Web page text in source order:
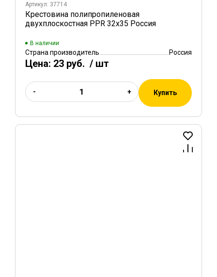
Артикул: 37714
Крестовина полипропиленовая
двухплоскостная PPR 32х35 Россия
В наличии
Страна производитель Россия
Цена: 23 руб. / шт
- + Купить